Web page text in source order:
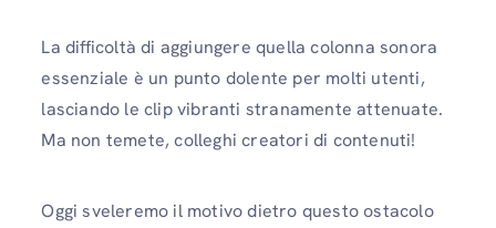
La difficoltà di aggiungere quella colonna sonora
essenziale è un punto dolente per molti utenti,
lasciando le clip vibranti stranamente attenuate.
Ma non temete, colleghi creatori di contenuti!
Oggi sveleremo il motivo dietro questo ostacolo